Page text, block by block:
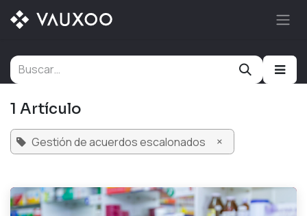
Ir al contenido
1 Artículo
Gestión de acuerdos escalonados ×